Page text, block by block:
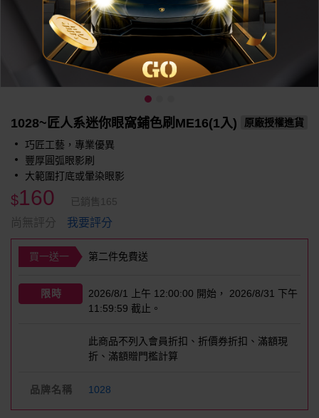
1028~匠人系迷你眼窩鋪色刷ME16(1入)
原廠授權進貨
巧匠工藝，專業優異
豐厚圓弧眼影刷
大範圍打底或暈染眼影
$160 已銷售165
尚無評分 我要評分
買一送一 第二件免費送
限時
2026/8/1 上午 12:00:00 開始， 2026/8/31 下午
11:59:59 截止。
此商品不列入會員折扣、折價券折扣、滿額現
折、滿額贈門檻計算
品牌名稱 1028